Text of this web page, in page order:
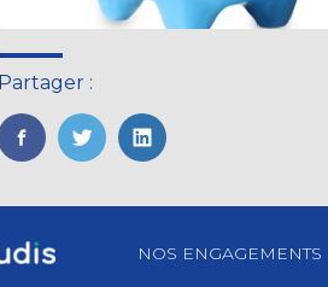
Partager :
FaceBook
TwitterLinkedIn
Footer
NOS ENGAGEMENTS